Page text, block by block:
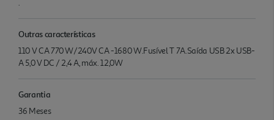
.
Outras características
110 V CA 770 W/240V CA -1680 W.Fusível T 7A.Saída USB 2x USB-
A 5,0 V DC / 2,4 A, máx. 12,0W
Garantia
36 Meses